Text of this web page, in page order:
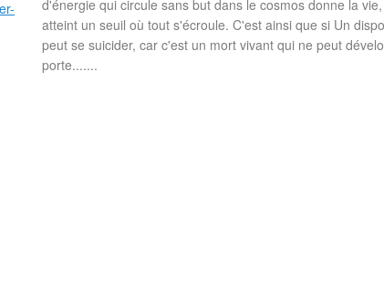
d'énergie qui circule sans but dans le cosmos donne la
atteint un seuil où tout s'écroule. C'est ainsi que si Un
peut se suicider, car c'est un mort vivant qui ne peut
porte.......